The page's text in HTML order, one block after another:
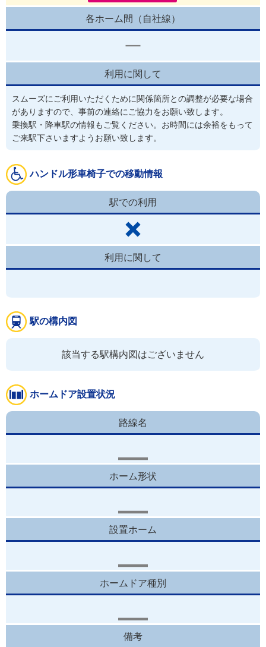
各ホーム間（自社線）
利用に関して
スムーズにご利用いただくために関係箇所との調整が必要な場合
がありますので、事前の連絡にご協力をお願い致します。
乗換駅・降車駅の情報もご覧ください。お時間には余裕をもって
ご来駅下さいますようお願い致します。
ハンドル形車椅子での移動情報
駅での利用
利用に関して
駅の構内図
該当する駅構内図はございません
ホームドア設置状況
路線名
ホーム形状
設置ホーム
ホームドア種別
備考